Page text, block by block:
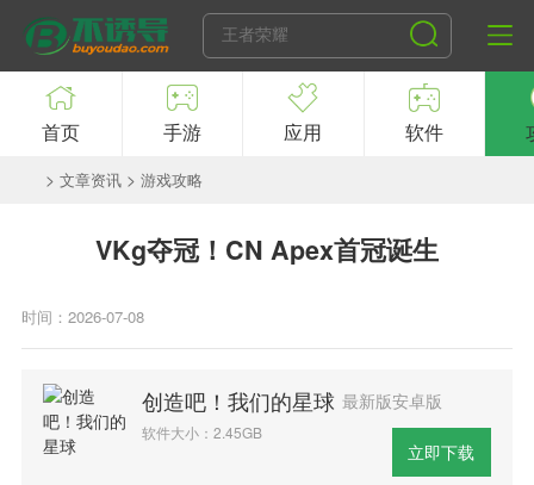
首页 手游 应用 软件
>文章资讯 >游戏攻略
VKg夺冠！CN Apex首冠诞生
时间：2026-07-08
创造吧！我们的星球 最新版安卓版
软件大小：2.45GB
立即下载